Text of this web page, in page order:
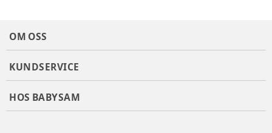
OM OSS
KUNDSERVICE
HOS BABYSAM